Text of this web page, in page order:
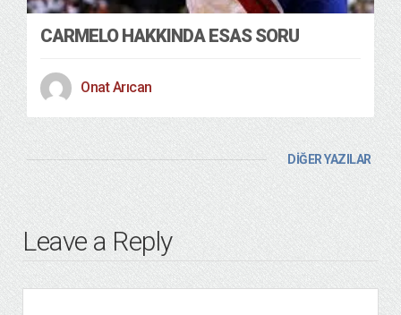
CARMELO HAKKINDA ESAS SORU
Onat Arıcan
DİĞER YAZILAR
Leave a Reply